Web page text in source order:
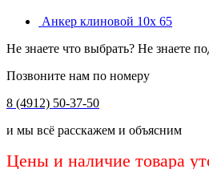
Анкер клиновой 10х 65
Не знаете что выбрать? Не знаете
Позвоните нам по номеру
8 (4912) 50-37-50
и мы всё расскажем и объясним
Цены и наличие товара